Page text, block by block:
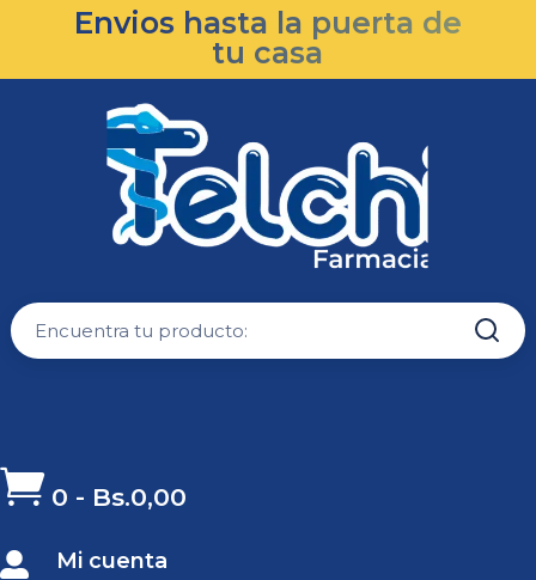
Envios hasta la puerta de
tu casa
 0 - Bs.0,00
 Mi cuenta